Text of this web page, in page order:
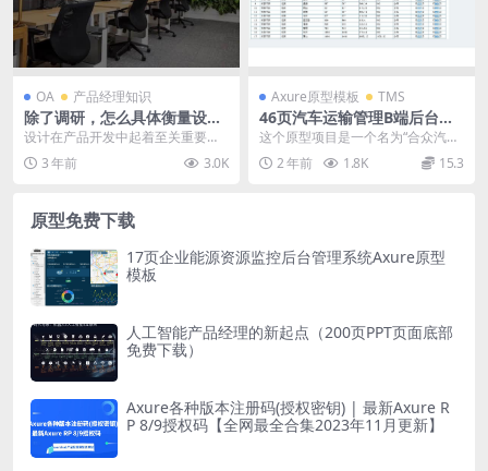
OA 产品经理知识
除了调研，怎么具体衡量设计
带给产品的价值？
设计在产品开发中起着至关重要的
作用，它可以影响产品的用户体
验、功能实现以及市场竞...
3 年前 3.0K
Axure原型模板 TMS
46页汽车运输管理B端后台系
统产品Axure原型模板案例下
这个原型项目是一个名为“合众汽车
运输管理”的web后台管理系统，专
为汽车运输行业...
2 年前 1.8K 15.3
原型免费下载
17页企业能源资源监控后台管理系统Axure原型
模板
人工智能产品经理的新起点（200页PPT页面底部
免费下载）
Axure各种版本注册码(授权密钥) | 最新Axure R
P 8/9授权码【全网最全合集2023年11月更新】